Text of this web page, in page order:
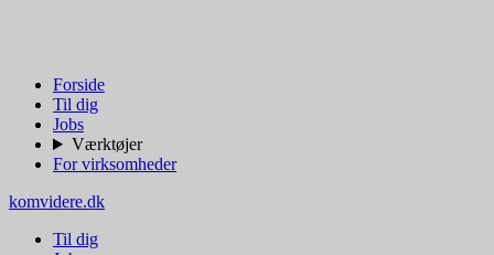
Forside
Til dig
Jobs
Værktøjer
For virksomheder
komvidere.dk
Til dig